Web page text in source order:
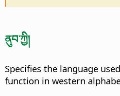
ནུབ་ཀྱི།
Specifies the language
function in western